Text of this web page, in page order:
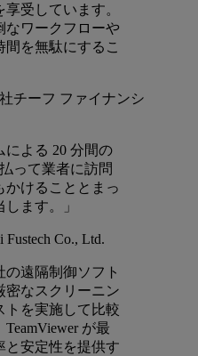
受しています。
なワークフローや
を無駄にするこ
チーフ ファイナンシ
による 20 分間の
って業者に訪問
かけることとまっ
ます。」
Fustech Co., Ltd.
の遠隔制御ソフト
密なスクリーニン
トを実施して比較
が最
と安定性を提供す